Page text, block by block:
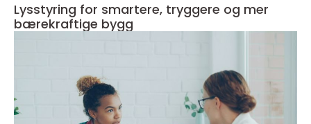
Lysstyring for smartere, tryggere og mer
bærekraftige bygg